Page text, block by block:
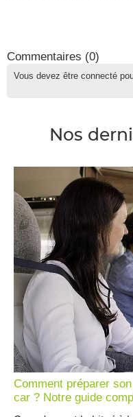
Commentaires (0)
Vous devez être connecté
Nos
Comment préparer
car ? Notre guide